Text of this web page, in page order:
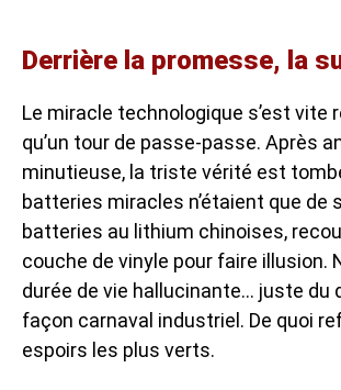
Derrière la promesse, la
Le miracle technologique s’est vite
qu’un tour de passe-passe. Après
minutieuse, la triste vérité est
batteries miracles n’étaient que de
batteries au lithium chinoises,
couche de vinyle pour faire illusion.
durée de vie hallucinante… juste du
façon carnaval industriel. De quoi
espoirs les plus verts.